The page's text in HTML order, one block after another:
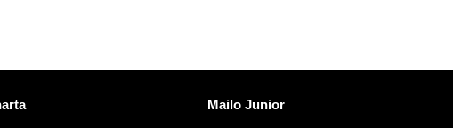
Mailo entdecken
Mailo Junior